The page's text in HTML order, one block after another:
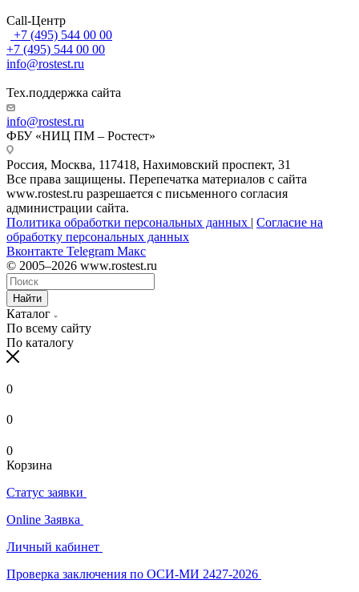
Call-Центр
+7 (495) 544 00 00
+7 (495) 544 00 00
info@rostest.ru
Тех.поддержка сайта
info@rostest.ru
ФБУ «НИЦ ПМ – Ростест»
Россия, Москва, 117418, Нахимовский проспект, 31
Все права защищены. Перепечатка материалов с сайта
www.rostest.ru разрешается с письменного согласия
администрации сайта.
Политика обработки персональных данных | Согласие на
обработку персональных данных
Вконтакте Telegram Макс
© 2005–2026 www.rostest.ru
Найти
Каталог
По всему сайту
По каталогу
0
0
0
Корзина
Статус заявки
Online Заявка
Личный кабинет
Проверка заключения по ОСИ-МИ 2427-2026